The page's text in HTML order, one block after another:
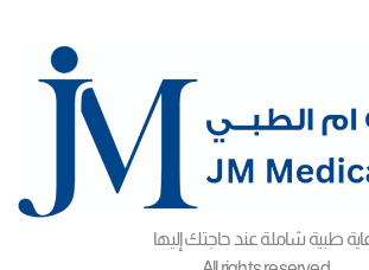
طبية شاملة عند حاجتك إليها